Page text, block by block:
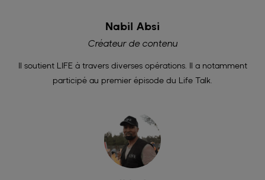
Nabil Absi
Créateur de contenu
Il soutient LIFE à travers diverses opérations. Il a notamment
participé au premier épisode du Life Talk.